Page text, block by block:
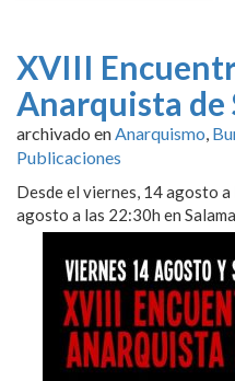
XVIII
Anarquista de
archivado enAnarquismo,
Publicaciones
Desde el viernes, 14 agosto
agosto a las 22:30h en